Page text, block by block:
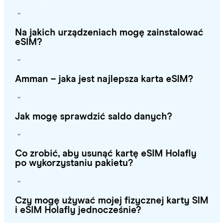
Na jakich urządzeniach mogę zainstalować
eSIM?
Amman – jaka jest najlepsza karta eSIM?
Jak mogę sprawdzić saldo danych?
Co zrobić, aby usunąć kartę eSIM Holafly
po wykorzystaniu pakietu?
Czy mogę używać mojej fizycznej karty SIM
i eSIM Holafly jednocześnie?